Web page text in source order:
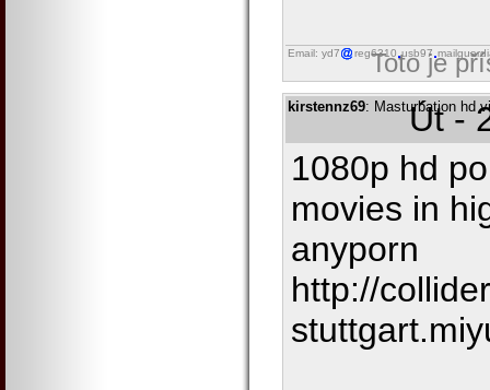
Email: yd7 reg6310 usb97
Toto je
kirstennz69: Masturbation hd
Út -
1080p hd
movies in
anyporn
http://